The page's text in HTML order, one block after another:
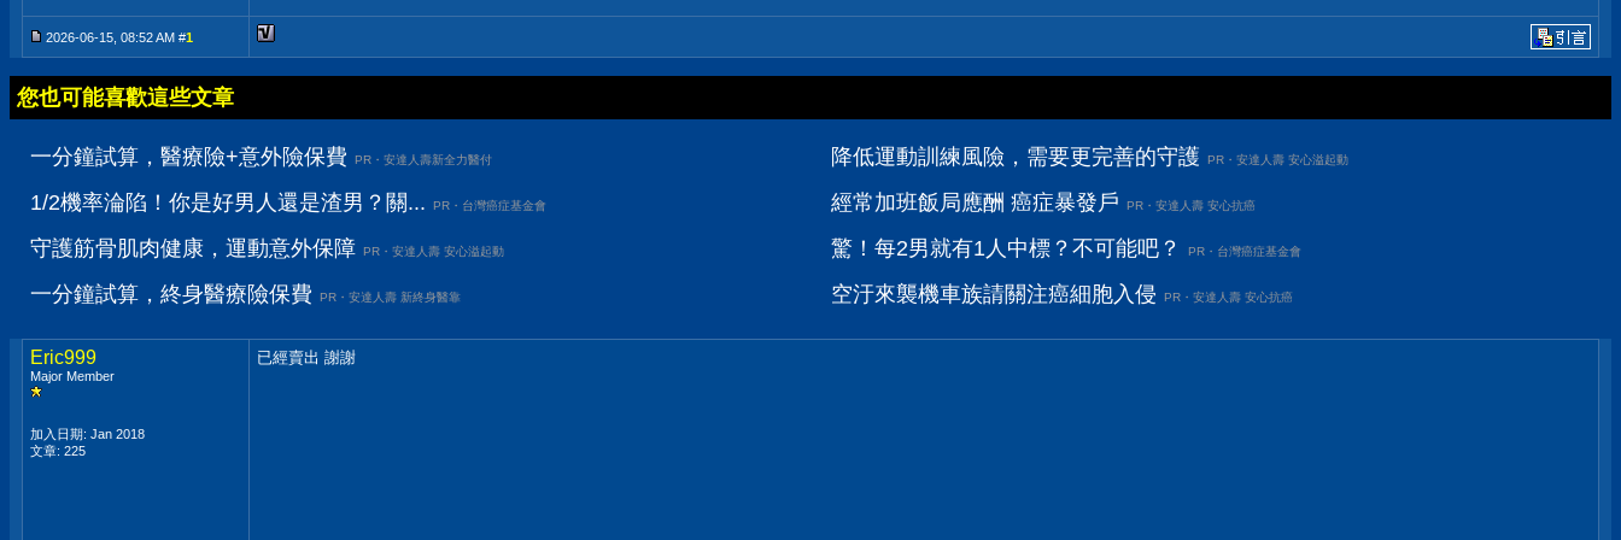
2026-06-15, 08:52 AM #1
您也可能喜歡這些文章
一分鐘試算，醫療險+意外險保費 PR・安達人壽新全力醫付
1/2機率淪陷！你是好男人還是渣男？關... PR・台灣癌症基金會
守護筋骨肌肉健康，運動意外保障 PR・安達人壽 安心溢起動
一分鐘試算，終身醫療險保費 PR・安達人壽 新終身醫靠
降低運動訓練風險，需要更完善的守護 PR・安達人壽 安心溢起動
經常加班飯局應酬 癌症暴發戶 PR・安達人壽 安心抗癌
驚！每2男就有1人中標？不可能吧？ PR・台灣癌症基金會
空汙來襲機車族請關注癌細胞入侵 PR・安達人壽 安心抗癌
Eric999
Major Member
加入日期: Jan 2018
文章: 225
已經賣出 謝謝